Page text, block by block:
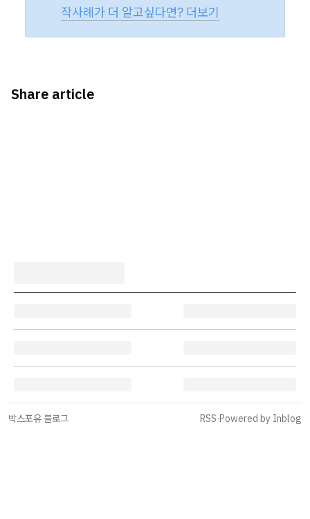
작사례가 더 알고싶다면? 더보기
Share article
박스포유 블로그 RSS·Powered by Inblog